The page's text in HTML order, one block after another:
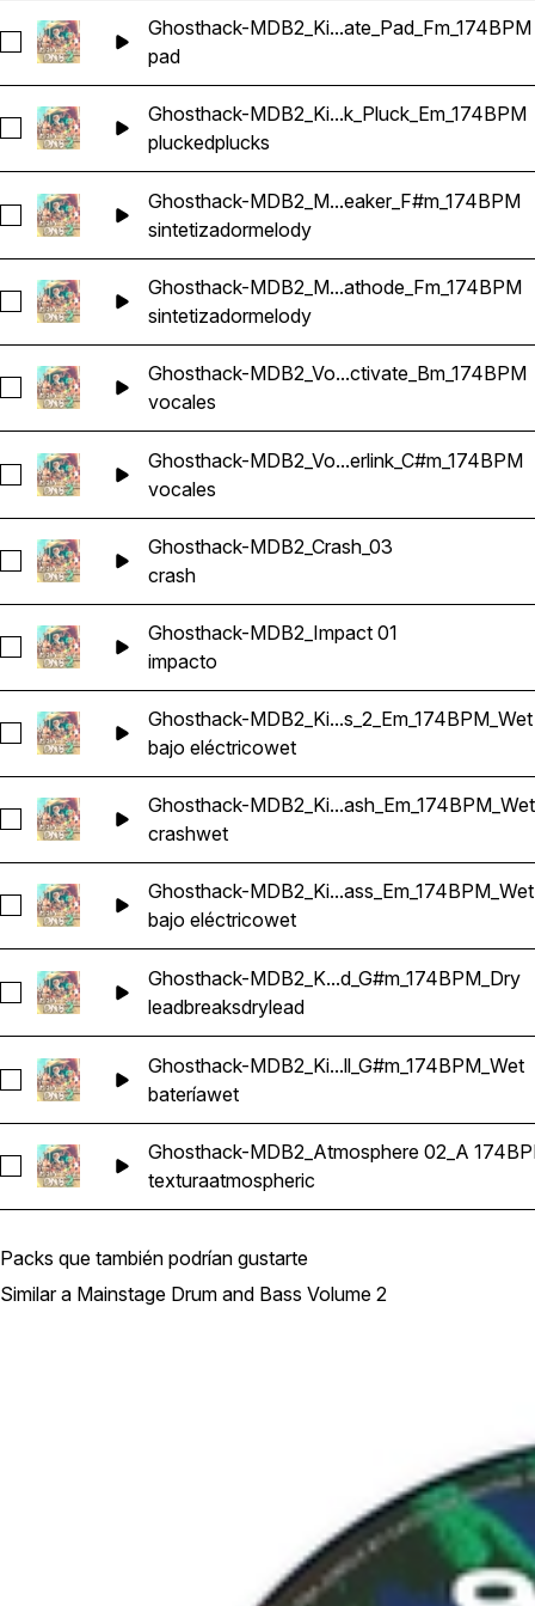
Seleccionar Ghosthack-MDB2_Kit_Elevate_Pad_Fm_174BPM
Ghosthack-MDB2_Ki...ate_Pad_Fm_174BPM
pad
Seleccionar Ghosthack-
Ghosthack-MDB2_Ki...k_Pluck_Em_174BPM
pluckedplucks
Seleccionar Ghosthack-MDB2_Melody
Ghosthack-MDB2_M...eaker_F#m_174BPM
sintetizadormelody
Seleccionar Ghosthack-MDB2_Melody
Ghosthack-MDB2_M...athode_Fm_174BPM
sintetizadormelody
Seleccionar Ghosthack-MDB2_Vocal
Ghosthack-MDB2_Vo...ctivate_Bm_174BPM
vocales
Seleccionar Ghosthack-MDB2_Vocal
Ghosthack-MDB2_Vo...erlink_C#m_174BPM
vocales
Seleccionar Ghosthack-MDB2_Crash_03
Ghosthack-MDB2_Crash_03
crash
Seleccionar Ghosthack-MDB2_Impact 01
Ghosthack-MDB2_Impact 01
impacto
Seleccionar Ghosthack-MDB2_Kit
Ghosthack-MDB2_Ki...s_2_Em_174BPM_Wet
bajo eléctricowet
Seleccionar Ghosthack-MDB2_Kit 1_Crash_Em_174BPM_Wet
Ghosthack-MDB2_Ki...ash_Em_174BPM_Wet
crashwet
Seleccionar Ghosthack-MDB2_Kit 1_Reese
Ghosthack-MDB2_Ki...ass_Em_174BPM_Wet
bajo eléctricowet
Seleccionar Ghosthack-MDB2_Kit
Ghosthack-MDB2_K...d_G#m_174BPM_Dry
leadbreaksdrylead
Seleccionar Ghosthack-MDB2_Kit 2_Drum
Ghosthack-MDB2_Ki...ll_G#m_174BPM_Wet
bateríawet
Seleccionar Ghosthack-MDB2_Atmosphere 02_A 174BPM
Ghosthack-MDB2_Atmosphere 02_A
texturaatmospheric
Packs que también podrían gustarte
Similar a Mainstage Drum and Bass Volume 2